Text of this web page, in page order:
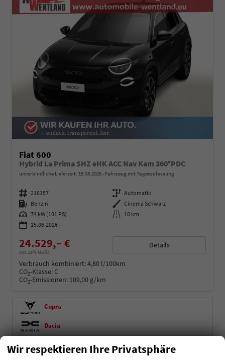
Fiat 600
Hybrid La Prima SHZ eHK ACC Nav Kam 360°PDC
unverbindliche Lieferzeit: 18.08.2026 Fahrzeug mit Tageszulassung
Fahrzeugnummer 216157 Getriebe Automatik
Kraftstoff Benzin Außenfarbe Cinema Schwarz
Leistung 74 kW (101 PS) Kilometerstand 10 km
15.06.2026
24.529,– €
incl. 19% MwSt.
Details
Verbrauch kombiniert:4,80 l/100km
CO2-Klasse: C
CO2-Emissionen: 109,00 g/km
Cupra
Dacia
Fiat
Wir respektieren Ihre Privatsphäre